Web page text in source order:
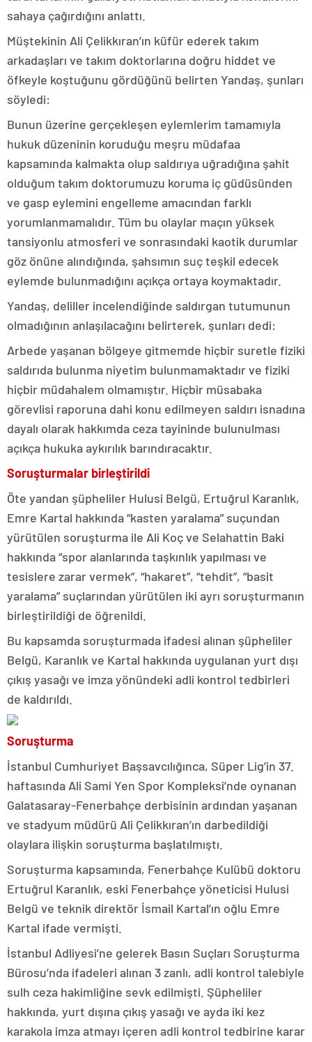
sahaya çağırdığını anlattı.
Müştekinin Ali Çelikkıran’ın küfür ederek takım
arkadaşları ve takım doktorlarına doğru hiddet ve
öfkeyle koştuğunu gördüğünü belirten Yandaş, şunları
söyledi:
Bunun üzerine gerçekleşen eylemlerim tamamıyla
hukuk düzeninin koruduğu meşru müdafaa
kapsamında kalmakta olup saldırıya uğradığına şahit
olduğum takım doktorumuzu koruma iç güdüsünden
ve gasp eylemini engelleme amacından farklı
yorumlanmamalıdır. Tüm bu olaylar maçın yüksek
tansiyonlu atmosferi ve sonrasındaki kaotik durumlar
göz önüne alındığında, şahsımın suç teşkil edecek
eylemde bulunmadığını açıkça ortaya koymaktadır.
Yandaş, deliller incelendiğinde saldırgan tutumunun
olmadığının anlaşılacağını belirterek, şunları dedi:
Arbede yaşanan bölgeye gitmemde hiçbir suretle fiziki
saldırıda bulunma niyetim bulunmamaktadır ve fiziki
hiçbir müdahalem olmamıştır. Hiçbir müsabaka
görevlisi raporuna dahi konu edilmeyen saldırı isnadına
dayalı olarak hakkımda ceza tayininde bulunulması
açıkça hukuka aykırılık barındıracaktır.
Soruşturmalar birleştirildi
Öte yandan şüpheliler Hulusi Belgü, Ertuğrul Karanlık,
Emre Kartal hakkında “kasten yaralama” suçundan
yürütülen soruşturma ile Ali Koç ve Selahattin Baki
hakkında “spor alanlarında taşkınlık yapılması ve
tesislere zarar vermek”, “hakaret”, “tehdit”, “basit
yaralama” suçlarından yürütülen iki ayrı soruşturmanın
birleştirildiği de öğrenildi.
Bu kapsamda soruşturmada ifadesi alınan şüpheliler
Belgü, Karanlık ve Kartal hakkında uygulanan yurt dışı
çıkış yasağı ve imza yönündeki adli kontrol tedbirleri
de kaldırıldı.
Soruşturma
İstanbul Cumhuriyet Başsavcılığınca, Süper Lig’in 37.
haftasında Ali Sami Yen Spor Kompleksi’nde oynanan
Galatasaray-Fenerbahçe derbisinin ardından yaşanan
ve stadyum müdürü Ali Çelikkıran’ın darbedildiği
olaylara ilişkin soruşturma başlatılmıştı.
Soruşturma kapsamında, Fenerbahçe Kulübü doktoru
Ertuğrul Karanlık, eski Fenerbahçe yöneticisi Hulusi
Belgü ve teknik direktör İsmail Kartal’ın oğlu Emre
Kartal ifade vermişti.
İstanbul Adliyesi’ne gelerek Basın Suçları Soruşturma
Bürosu’nda ifadeleri alınan 3 zanlı, adli kontrol talebiyle
sulh ceza hakimliğine sevk edilmişti. Şüpheliler
hakkında, yurt dışına çıkış yasağı ve ayda iki kez
karakola imza atmayı içeren adli kontrol tedbirine karar